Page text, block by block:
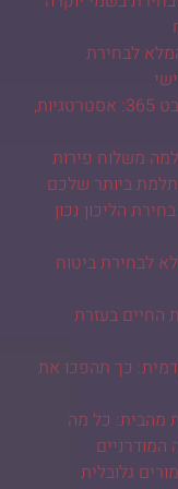
לבחירת
המדריך המלא למשתמש החכם ב-בט 365: אסטרטגיות,
משלוח פירות
ביותר שלכם
הליכון נכון
לבחירת ביטוח
החיים בעזרת
כך תהפכו את
מהבית: כל מה
גלובלית